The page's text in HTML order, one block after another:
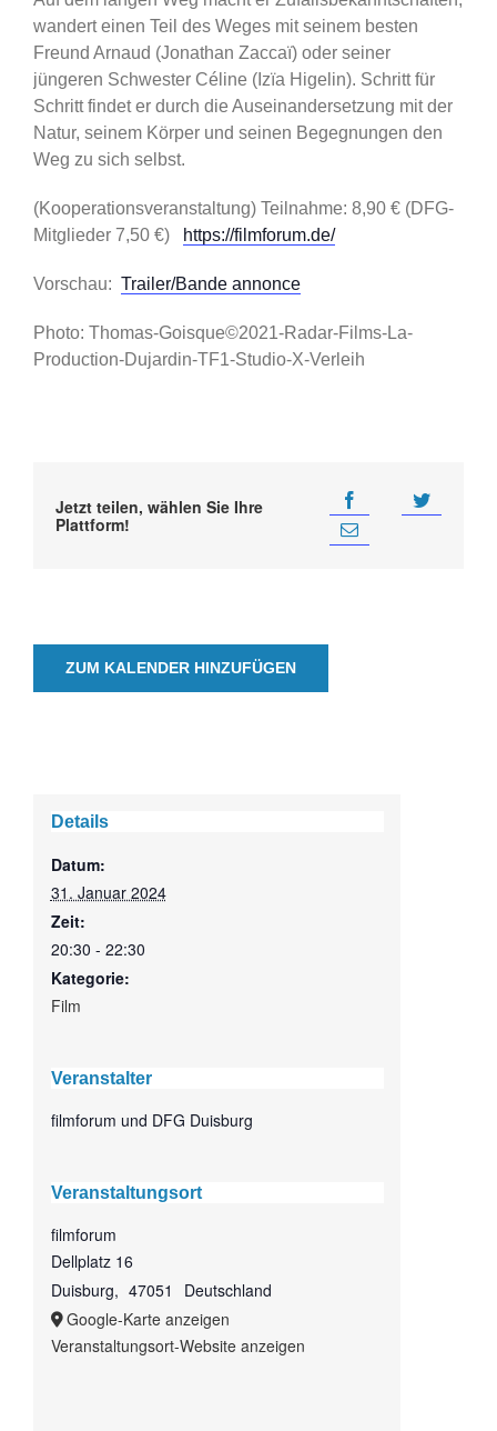
wandert einen Teil des Weges mit seinem besten
Freund Arnaud (Jonathan Zaccaï) oder seiner
jüngeren Schwester Céline (Izïa Higelin). Schritt für
Schritt findet er durch die Auseinandersetzung mit der
Natur, seinem Körper und seinen Begegnungen den
Weg zu sich selbst.
(Kooperationsveranstaltung) Teilnahme: 8,90 € (DFG-
Mitglieder 7,50 €)
https://filmforum.de/
Vorschau: Trailer/Bande annonce
Photo: Thomas-Goisque©2021-Radar-Films-La-
Production-Dujardin-TF1-Studio-X-Verleih
Jetzt teilen, wählen Sie Ihre
Plattform!
ZUM KALENDER HINZUFÜGEN
Details
Datum:
31. Januar 2024
Zeit:
20:30 - 22:30
Kategorie:
Film
Veranstalter
filmforum und DFG Duisburg
Veranstaltungsort
filmforum
Dellplatz 16
Duisburg, 47051
Deutschland
Google-Karte anzeigen
Veranstaltungsort-Website anzeigen